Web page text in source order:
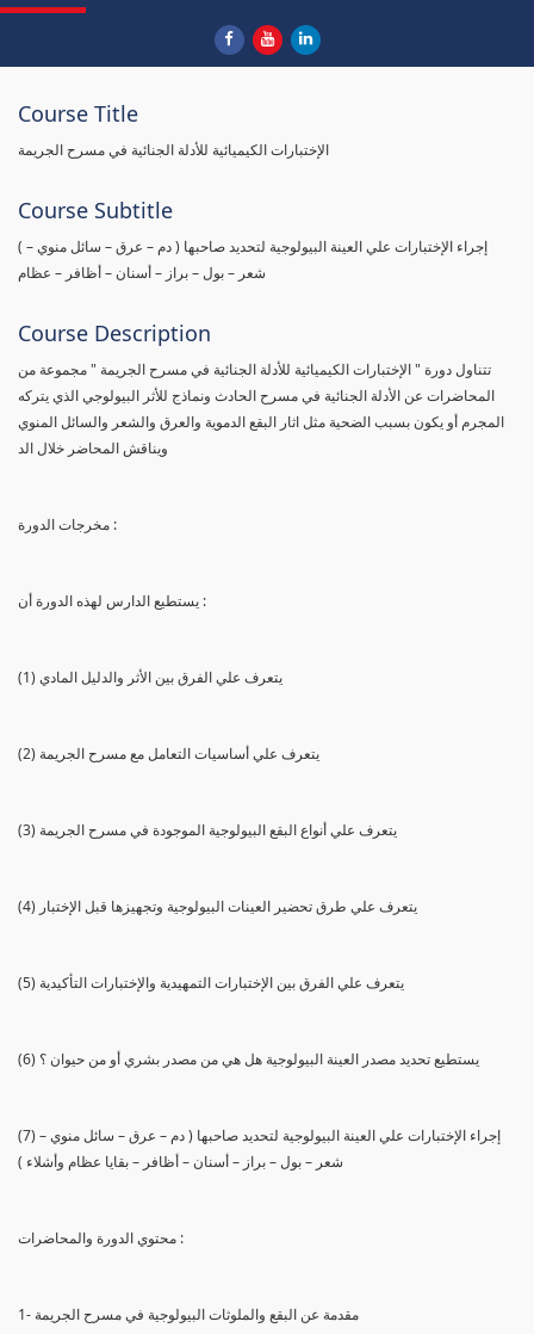
Course Title
الإختبارات الكيميائية للأدلة الجنائية في مسرح الجريمة
Course Subtitle
( إجراء الإختبارات علي العينة البيولوجية لتحديد صاحبها ( دم – عرق – سائل منوي –
شعر – بول – براز – أسنان – أظافر – عظام
Course Description
تتناول دورة " الإختبارات الكيميائية للأدلة الجنائية في مسرح الجريمة " مجموعة من
المحاضرات عن الأدلة الجنائية في مسرح الحادث ونماذج للأثر البيولوجي الذي يتركه
المجرم أو يكون بسبب الضحية مثل اثار البقع الدموية والعرق والشعر والسائل المنوي
ويناقش المحاضر خلال الد
مخرجات الدورة :
يستطيع الدارس لهذه الدورة أن :
(1) يتعرف علي الفرق بين الأثر والدليل المادي
(2) يتعرف علي أساسيات التعامل مع مسرح الجريمة
(3) يتعرف علي أنواع البقع البيولوجية الموجودة في مسرح الجريمة
(4) يتعرف علي طرق تحضير العينات البيولوجية وتجهيزها قبل الإختبار
(5) يتعرف علي الفرق بين الإختبارات التمهيدية والإختبارات التأكيدية
(6) يستطيع تحديد مصدر العينة البيولوجية هل هي من مصدر بشري أو من حيوان ؟
(7) إجراء الإختبارات علي العينة البيولوجية لتحديد صاحبها ( دم – عرق – سائل منوي –
شعر – بول – براز – أسنان – أظافر – بقايا عظام وأشلاء )
محتوي الدورة والمحاضرات :
1- مقدمة عن البقع والملوثات البيولوجية في مسرح الجريمة